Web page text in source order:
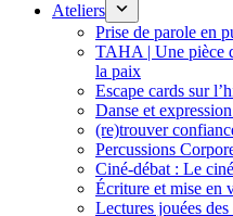
Ateliers
Prise de parole en
TAHA | Une pièce
la paix
Escape cards sur
Danse et
(re)trouver
Percussions
Ciné-débat : Le
Écriture et mise en
Lectures jouées